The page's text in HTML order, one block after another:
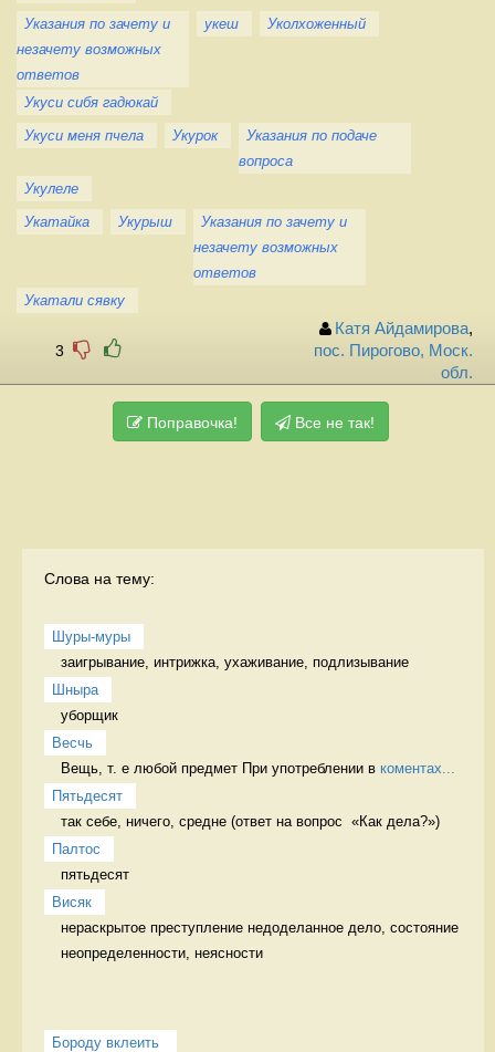
Указания по зачету и
незачету возможных
ответов
укеш Уколхоженный
Укуси сибя гадюкай
Укуси меня пчела
Укурок
Указания по подаче
вопроса
Укулеле
Укатайка
Укурыш
Указания по зачету и
незачету возможных
ответов
Укатали сявку
3
Катя Айдамирова,
пос. Пирогово, Моск.
обл.
Поправочка! Все не так!
Слова на тему:
Шуры-муры
заигрывание, интрижка, ухаживание, подлизывание
Шныра
уборщик
Весчь
Вещь, т. е любой предмет При употреблении в коментах...
Пятьдесят
так себе, ничего, средне (ответ на вопрос  «Как дела?»)
Палтос
пятьдесят
Висяк
нераскрытое преступление недоделанное дело, состояние
неопределенности, неясности
Бороду вклеить